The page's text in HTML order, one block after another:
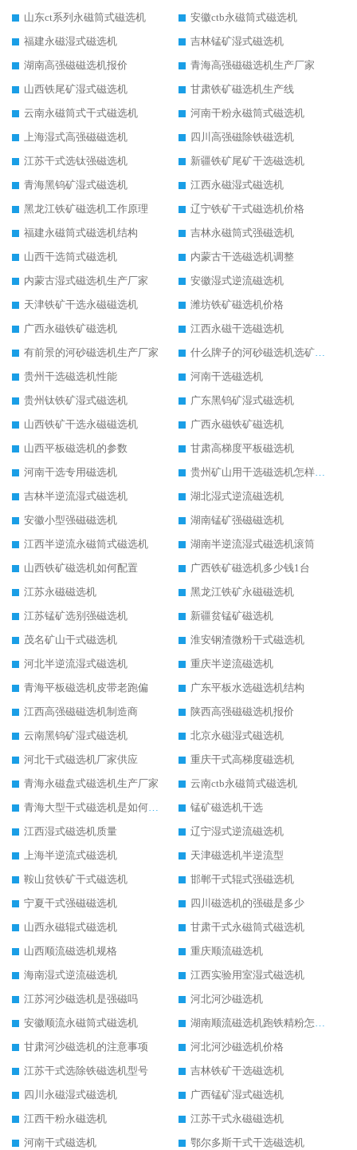
山东ct系列永磁筒式磁选机
安徽ctb永磁筒式磁选机
福建永磁湿式磁选机
吉林锰矿湿式磁选机
湖南高强磁磁选机报价
青海高强磁磁选机生产厂家
山西铁尾矿湿式磁选机
甘肃铁矿磁选机生产线
云南永磁筒式干式磁选机
河南干粉永磁筒式磁选机
上海湿式高强磁磁选机
四川高强磁除铁磁选机
江苏干式选钛强磁选机
新疆铁矿尾矿干选磁选机
青海黑钨矿湿式磁选机
江西永磁湿式磁选机
黑龙江铁矿磁选机工作原理
辽宁铁矿干式磁选机价格
福建永磁筒式磁选机结构
吉林永磁筒式强磁选机
山西干选筒式磁选机
内蒙古干选磁选机调整
内蒙古湿式磁选机生产厂家
安徽湿式逆流磁选机
天津铁矿干选永磁磁选机
潍坊铁矿磁选机价格
广西永磁铁矿磁选机
江西永磁干选磁选机
有前景的河砂磁选机生产厂家
什么牌子的河砂磁选机选矿效果好
贵州干选磁选机性能
河南干选磁选机
贵州钛铁矿湿式磁选机
广东黑钨矿湿式磁选机
山西铁矿干选永磁磁选机
广西永磁铁矿磁选机
山西平板磁选机的参数
甘肃高梯度平板磁选机
河南干选专用磁选机
贵州矿山用干选磁选机怎样调磁
吉林半逆流湿式磁选机
湖北湿式逆流磁选机
安徽小型强磁磁选机
湖南锰矿强磁磁选机
江西半逆流永磁筒式磁选机
湖南半逆流湿式磁选机滚筒
山西铁矿磁选机如何配置
广西铁矿磁选机多少钱1台
江苏永磁磁选机
黑龙江铁矿永磁磁选机
江苏锰矿选别强磁选机
新疆贫锰矿磁选机
茂名矿山干式磁选机
淮安钢渣微粉干式磁选机
河北半逆流湿式磁选机
重庆半逆流磁选机
青海平板磁选机皮带老跑偏
广东平板水选磁选机结构
江西高强磁磁选机制造商
陕西高强磁磁选机报价
云南黑钨矿湿式磁选机
北京永磁湿式磁选机
河北干式磁选机厂家供应
重庆干式高梯度磁选机
青海永磁盘式磁选机生产厂家
云南ctb永磁筒式磁选机
青海大型干式磁选机是如何选矿的
锰矿磁选机干选
江西湿式磁选机质量
辽宁湿式逆流磁选机
上海半逆流式磁选机
天津磁选机半逆流型
鞍山贫铁矿干式磁选机
邯郸干式辊式强磁选机
宁夏干式强磁磁选机
四川磁选机的强磁是多少
山西永磁辊式磁选机
甘肃干式永磁筒式磁选机
山西顺流磁选机规格
重庆顺流磁选机
海南湿式逆流磁选机
江西实验用室湿式磁选机
江苏河沙磁选机是强磁吗
河北河沙磁选机
安徽顺流永磁筒式磁选机
湖南顺流磁选机跑铁精粉怎么处理
甘肃河沙磁选机的注意事项
河北河沙磁选机价格
江苏干式选除铁磁选机型号
吉林铁矿干选磁选机
四川永磁湿式磁选机
广西锰矿湿式磁选机
江西干粉永磁选机
江苏干式永磁磁选机
河南干式磁选机
鄂尔多斯干式干选磁选机